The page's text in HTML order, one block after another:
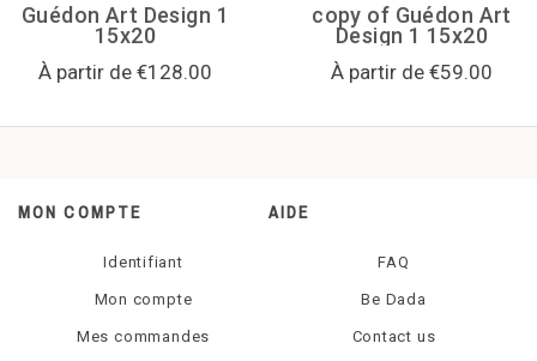
nombre d'ampoules
type d'ampoule
Guédon Art Design 1
15x20
À partir de €128.00
copy of Guédon Art
Design 1 15x20
À partir de €59.00
MON COMPTE
Identifiant
Mon compte
Mes commandes
AIDE
FAQ
Be Dada
Contact us